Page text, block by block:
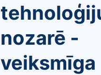
nozarē -
veiksmīga